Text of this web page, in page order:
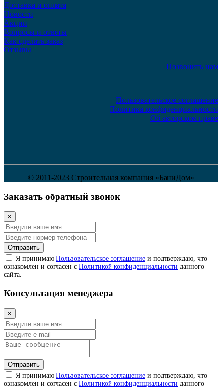
Доставка и оплата
Новости
Акции
Вопросы и ответы
Как сделать заказ
Отзывы
Позвонить нам
Пользовательское соглашение
Политика конфиденциальности
Об авторском праве
© 2011-2023 Строительная компания «БаниДом»
Заказать обратный звонок
×
Отправить
Я принимаю Пользовательское соглашение и подтверждаю, что
ознакомлен и согласен с Политикой конфиденциальности данного
сайта.
Консультация менеджера
×
Отправить
Я принимаю Пользовательское соглашение и подтверждаю, что
ознакомлен и согласен с Политикой конфиденциальности данного